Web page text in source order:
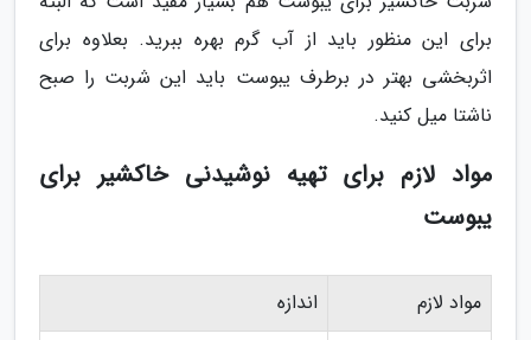
برای این منظور باید از آب گرم بهره ببرید. بعلاوه برای
اثربخشی بهتر در برطرف یبوست باید این شربت را صبح
ناشتا میل کنید.
مواد لازم برای تهیه نوشیدنی خاکشیر برای
یبوست
مواد لازم
اندازه